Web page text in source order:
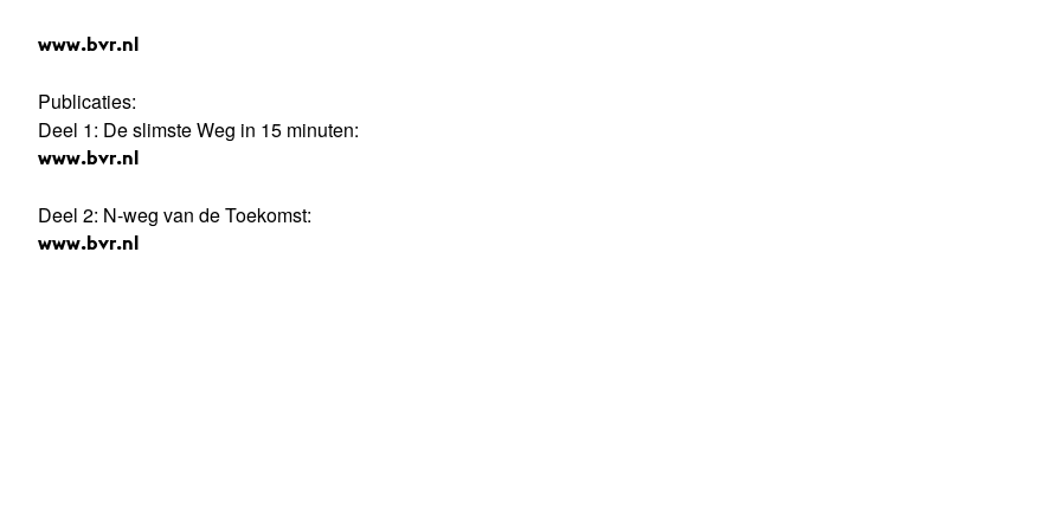
www.bvr.nl
Publicaties:
Deel 1: De slimste Weg in 15 minuten:
www.bvr.nl
Deel 2: N-weg van de Toekomst:
www.bvr.nl